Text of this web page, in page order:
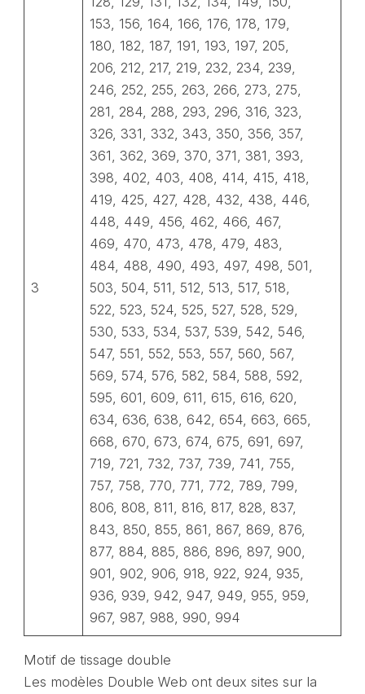
3
153, 156, 164, 166, 176, 178, 179,
180, 182, 187, 191, 193, 197, 205,
206, 212, 217, 219, 232, 234, 239,
246, 252, 255, 263, 266, 273, 275,
281, 284, 288, 293, 296, 316, 323,
326, 331, 332, 343, 350, 356, 357,
361, 362, 369, 370, 371, 381, 393,
398, 402, 403, 408, 414, 415, 418,
419, 425, 427, 428, 432, 438, 446,
448, 449, 456, 462, 466, 467,
469, 470, 473, 478, 479, 483,
484, 488, 490, 493, 497, 498, 501,
503, 504, 511, 512, 513, 517, 518,
522, 523, 524, 525, 527, 528, 529,
530, 533, 534, 537, 539, 542, 546,
547, 551, 552, 553, 557, 560, 567,
569, 574, 576, 582, 584, 588, 592,
595, 601, 609, 611, 615, 616, 620,
634, 636, 638, 642, 654, 663, 665,
668, 670, 673, 674, 675, 691, 697,
719, 721, 732, 737, 739, 741, 755,
757, 758, 770, 771, 772, 789, 799,
806, 808, 811, 816, 817, 828, 837,
843, 850, 855, 861, 867, 869, 876,
877, 884, 885, 886, 896, 897, 900,
901, 902, 906, 918, 922, 924, 935,
936, 939, 942, 947, 949, 955, 959,
967, 987, 988, 990, 994
Motif de tissage double
Les modèles Double Web ont deux sites sur la